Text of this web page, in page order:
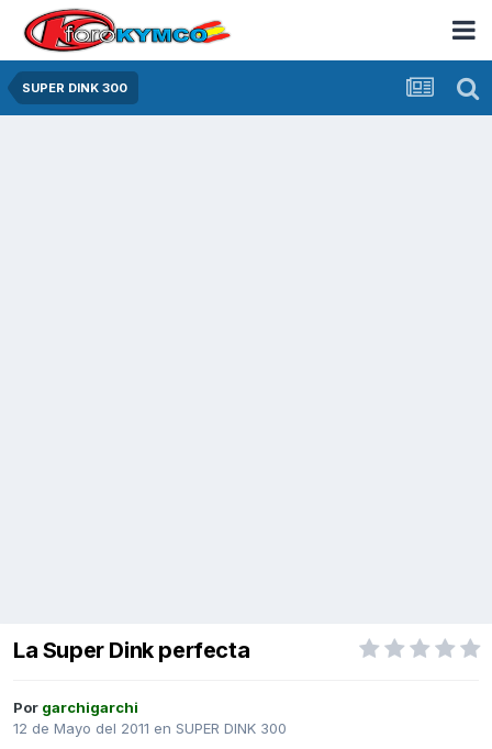
SUPER DINK 300
La Super Dink perfecta
Por garchigarchi
12 de Mayo del 2011 en SUPER DINK 300